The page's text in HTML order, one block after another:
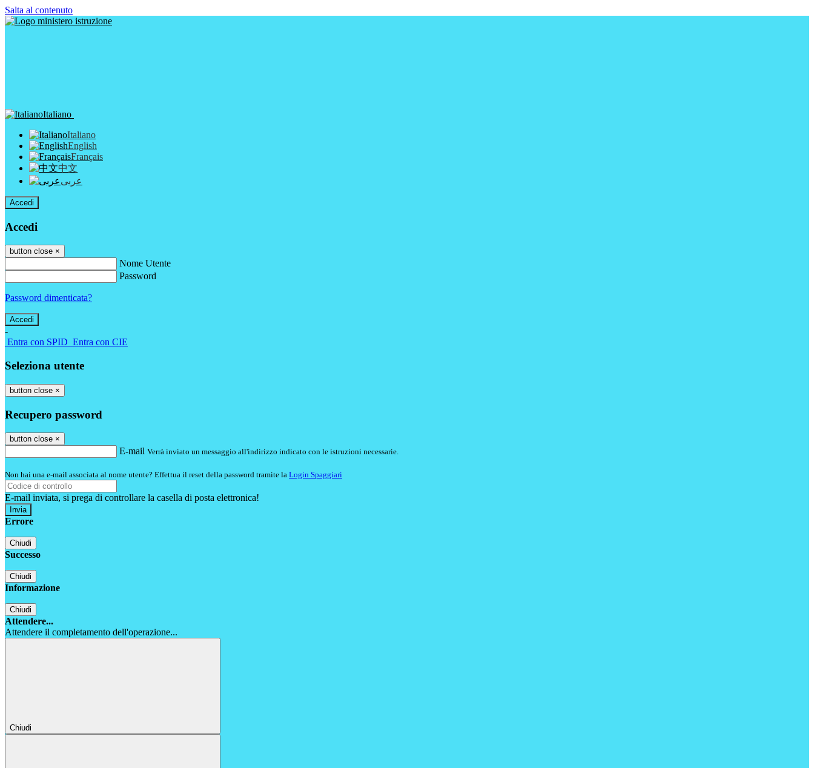
Salta al contenuto
Italiano
Italiano
English
Français
中文
عربى
Accedi
Accedi
button close ×
Nome Utente
Password
Password dimenticata?
-
Entra con SPID Entra con CIE
Seleziona utente
button close ×
Recupero password
button close ×
E-mail Verrà inviato un messaggio all'indirizzo indicato con le istruzioni necessarie.
Non hai una e-mail associata al nome utente? Effettua il reset della password tramite la Login Spaggiari
E-mail inviata, si prega di controllare la casella di posta elettronica!
Errore
Chiudi
Successo
Chiudi
Informazione
Chiudi
Attendere...
Attendere il completamento dell'operazione...
Chiudi